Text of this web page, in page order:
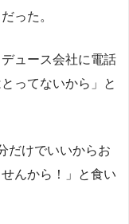
った。
ュース会社に電話
ってないから」と
だけでいいからお
んから！」と食い